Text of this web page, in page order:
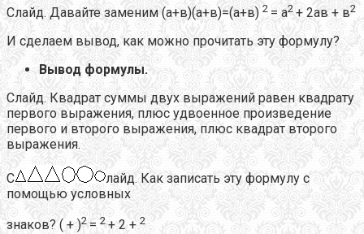
Слайд. Давайте заменим (а+в)(а+в)=(а+в) 2 = а2 + 2ав + в2
И сделаем вывод, как можно прочитать эту формулу?
Вывод формулы.
Слайд. Квадрат суммы двух выражений равен квадрату
первого выражения, плюс удвоенное произведение
первого и второго выражения, плюс квадрат второго
выражения.
С
лайд. Как записать эту формулу с
помощью условных
знаков? ( + )2 = 2 + 2 + 2